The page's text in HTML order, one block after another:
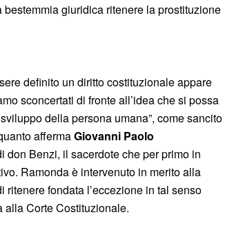
giuridica ritenere la prostituzione
definito un diritto costituzionale appare
sconcertati di fronte all’idea che si possa
della persona umana”, come sancito
affermaGiovanni Paolo
don Benzi, il sacerdote che per primo in
Ramonda è intervenuto in merito alla
fondata l’eccezione in tal senso
alla Corte Costituzionale.